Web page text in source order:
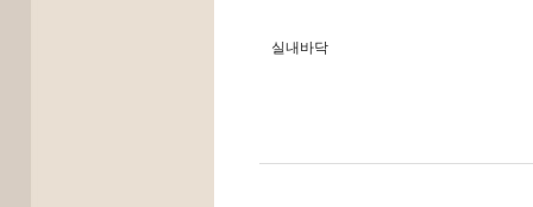
실내바닥